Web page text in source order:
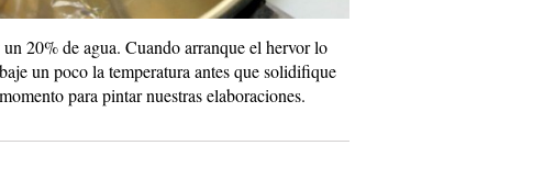
20% de agua. Cuando arranque el hervor lo
un poco la temperatura antes que solidifique
para pintar nuestras elaboraciones.